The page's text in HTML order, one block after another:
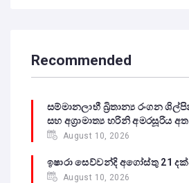
Recommended
සම්මානලාභී බ්‍රිතාන්‍ය රංගන
සහ අග්‍රාමාත්‍ය හරිනි අමරසූරිය
August 10, 2026
ඉෂාරා සෙව්වන්දි අගෝස්තු 21
August 10, 2026